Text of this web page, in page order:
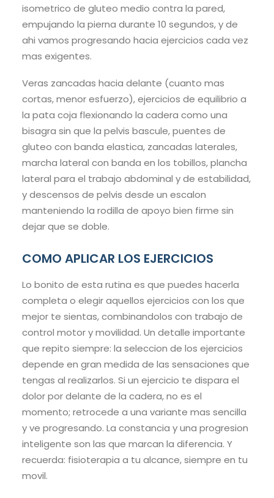
isometrico de gluteo medio contra la pared,
empujando la pierna durante 10 segundos, y de
ahi vamos progresando hacia ejercicios cada vez
mas exigentes.
Veras zancadas hacia delante (cuanto mas
cortas, menor esfuerzo), ejercicios de equilibrio a
la pata coja flexionando la cadera como una
bisagra sin que la pelvis bascule, puentes de
gluteo con banda elastica, zancadas laterales,
marcha lateral con banda en los tobillos, plancha
lateral para el trabajo abdominal y de estabilidad,
y descensos de pelvis desde un escalon
manteniendo la rodilla de apoyo bien firme sin
dejar que se doble.
COMO APLICAR LOS EJERCICIOS
Lo bonito de esta rutina es que puedes hacerla
completa o elegir aquellos ejercicios con los que
mejor te sientas, combinandolos con trabajo de
control motor y movilidad. Un detalle importante
que repito siempre: la seleccion de los ejercicios
depende en gran medida de las sensaciones que
tengas al realizarlos. Si un ejercicio te dispara el
dolor por delante de la cadera, no es el
momento; retrocede a una variante mas sencilla
y ve progresando. La constancia y una progresion
inteligente son las que marcan la diferencia. Y
recuerda: fisioterapia a tu alcance, siempre en tu
movil.